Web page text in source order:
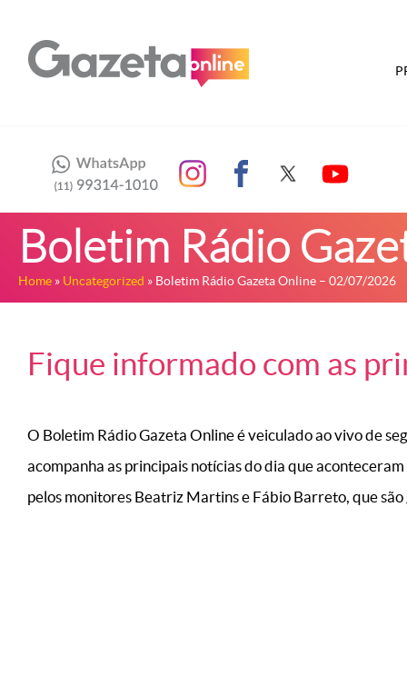
Boletim Rádio
Home » Uncategorized » Boletim Rádio Gazeta Online – 02/07/2026
Fique informado com as
O Boletim Rádio Gazeta Online é veiculado ao vivo de
acompanha as principais notícias do dia que
pelos monitores Beatriz Martins e Fábio Barreto, que